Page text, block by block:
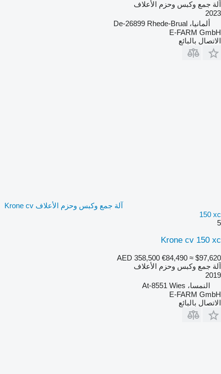
آلة جمع وكبس وحزم الأعلاف
2023
ألمانيا، De-26899 Rhede-Brual
E-FARM GmbH
الاتصال بالبائع
آلة جمع وكبس وحزم الأعلاف Krone cv
150 xc
5
Krone cv 150 xc
AED 358,500 €84,490 ≈ $97,620
آلة جمع وكبس وحزم الأعلاف
2019
النمسا، At-8551 Wies
E-FARM GmbH
الاتصال بالبائع